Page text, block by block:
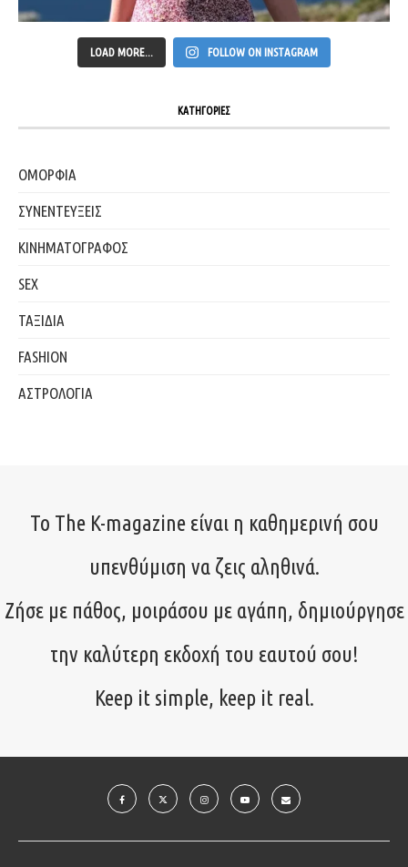
LOAD MORE... FOLLOW ON INSTAGRAM
ΚΑΤΗΓΟΡΙΕΣ
ΟΜΟΡΦΙΑ
ΣΥΝΕΝΤΕΥΞΕΙΣ
ΚΙΝΗΜΑΤΟΓΡΑΦΟΣ
SEX
ΤΑΞΙΔΙΑ
FASHION
ΑΣΤΡΟΛΟΓΙΑ
Το The K-magazine είναι η καθημερινή σου
υπενθύμιση να ζεις αληθινά.
Ζήσε με πάθος, μοιράσου με αγάπη, δημιούργησε
την καλύτερη εκδοχή του εαυτού σου!
Keep it simple, keep it real.